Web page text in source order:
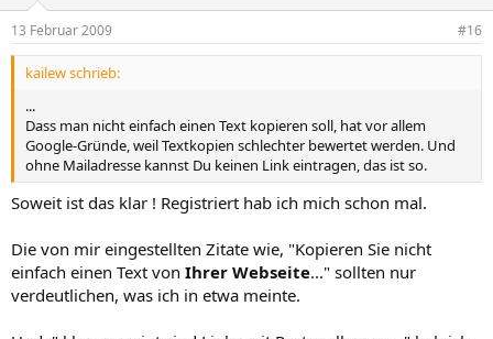
13 Februar 2009 #16
kailew schrieb:
...
Dass man nicht einfach einen Text kopieren soll, hat vor allem
Google-Gründe, weil Textkopien schlechter bewertet werden. Und
ohne Mailadresse kannst Du keinen Link eintragen, das ist so.
Soweit ist das klar ! Registriert hab ich mich schon mal.
Die von mir eingestellten Zitate wie, "Kopieren Sie nicht
einfach einen Text von Ihrer Webseite..." sollten nur
verdeutlichen, was ich in etwa meinte.